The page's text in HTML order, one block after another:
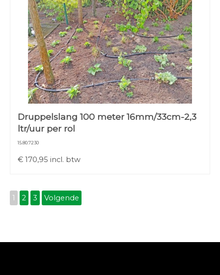
Druppelslang 100 meter 16mm/33cm-2,3
ltr/uur per rol
15.80.7230
€ 170,95 incl. btw
1 2 3 Volgende